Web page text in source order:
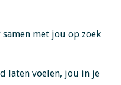
met jou op zoek
laten voelen, jou in je